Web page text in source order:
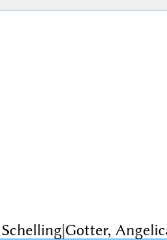
Schelling|Gotter,